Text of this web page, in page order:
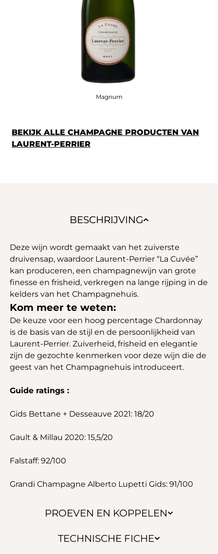
Magnum
BEKIJK ALLE CHAMPAGNE PRODUCTEN VAN
LAURENT-PERRIER
BESCHRIJVING
PROEVEN EN KOPPELEN
TECHNISCHE FICHE
Deze wijn wordt gemaakt van het zuiverste
druivensap, waardoor Laurent-Perrier “La Cuvée”
kan produceren, een champagnewijn van grote
finesse en frisheid, verkregen na lange rijping in de
kelders van het Champagnehuis.
Kom meer te weten:
De keuze voor een hoog percentage Chardonnay
is de basis van de stijl en de persoonlijkheid van
Laurent-Perrier. Zuiverheid, frisheid en elegantie
zijn de gezochte kenmerken voor deze wijn die de
geest van het Champagnehuis introduceert.
Guide ratings :
Gids Bettane + Desseauve 2021: 18/20
Gault & Millau 2020: 15,5/20
Falstaff: 92/100
Grandi Champagne Alberto Lupetti Gids: 91/100